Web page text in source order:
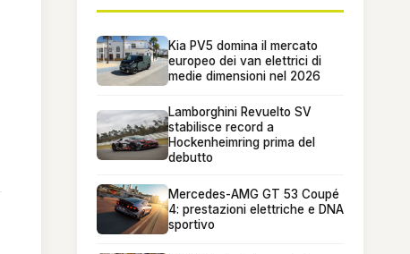
Kia PV5 domina il mercato
europeo dei van elettrici di
medie dimensioni nel 2026
Lamborghini Revuelto SV
stabilisce record a
Hockenheimring prima del
debutto
Mercedes-AMG GT 53 Coupé
4: prestazioni elettriche e DNA
sportivo